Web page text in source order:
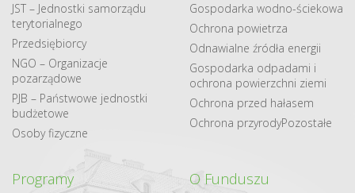
JST – Jednostki samorządu
terytorialnego
Przedsiębiorcy
NGO – Organizacje
pozarządowe
PJB – Państwowe jednostki
budżetowe
Osoby fizyczne
Gospodarka​ wodno​-ściekowa
Ochrona powietrza
Odnawialne​ źródła​ energii
Gospodarka odpadami i
ochrona powierzchni ziemi
Ochrona przed hałasem
Ochrona przyrodyPozostałe
Programy O Funduszu